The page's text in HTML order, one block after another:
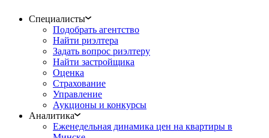
Специалисты
Подобрать агентство
Найти риэлтера
Задать вопрос риэлтеру
Найти застройщика
Оценка
Страхование
Управление
Аукционы и конкурсы
Аналитика
Еженедельная динамика цен на квартиры в